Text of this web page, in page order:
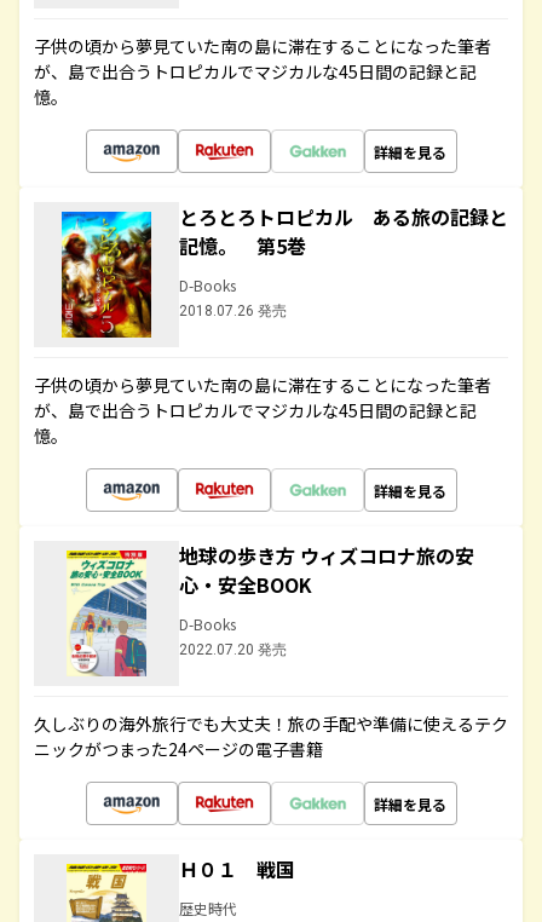
子供の頃から夢見ていた南の島に滞在することになった筆者
が、島で出合うトロピカルでマジカルな45日間の記録と記
憶。
詳細を見る
とろとろトロピカル ある旅の記録と
記憶。 第5巻
D-Books
2018.07.26 発売
子供の頃から夢見ていた南の島に滞在することになった筆者
が、島で出合うトロピカルでマジカルな45日間の記録と記
憶。
詳細を見る
地球の歩き方 ウィズコロナ旅の安
心・安全BOOK
D-Books
2022.07.20 発売
久しぶりの海外旅行でも大丈夫！旅の手配や準備に使えるテク
ニックがつまった24ページの電子書籍
詳細を見る
Ｈ０１ 戦国
歴史時代